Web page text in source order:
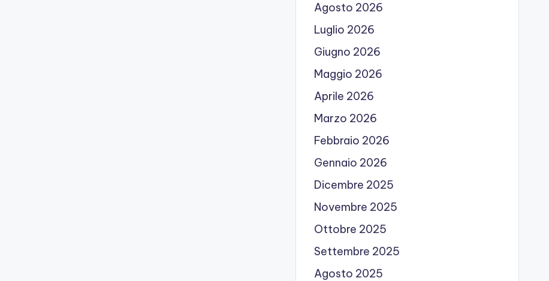
Agosto 2026
Luglio 2026
Giugno 2026
Maggio 2026
Aprile 2026
Marzo 2026
Febbraio 2026
Gennaio 2026
Dicembre 2025
Novembre 2025
Ottobre 2025
Settembre 2025
Agosto 2025